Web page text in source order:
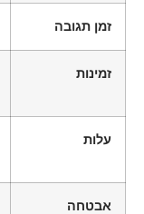
זמן תגובה
זמינות
עלות
אבטחה